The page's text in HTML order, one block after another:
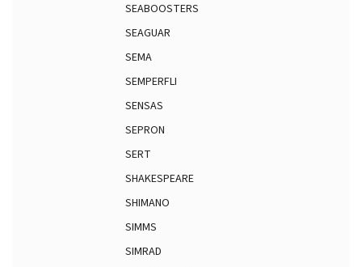
SEABOOSTERS
SEAGUAR
SEMA
SEMPERFLI
SENSAS
SEPRON
SERT
SHAKESPEARE
SHIMANO
SIMMS
SIMRAD